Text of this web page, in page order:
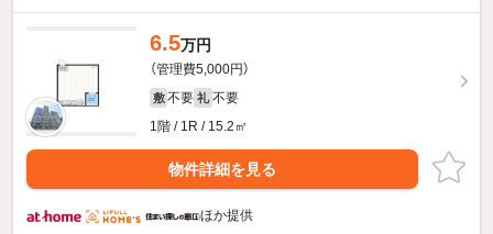
6.5万円
（管理費5,000円）
敷 不要 礼 不要
1階 / 1R / 15.2㎡
物件詳細を見る
ほか提供